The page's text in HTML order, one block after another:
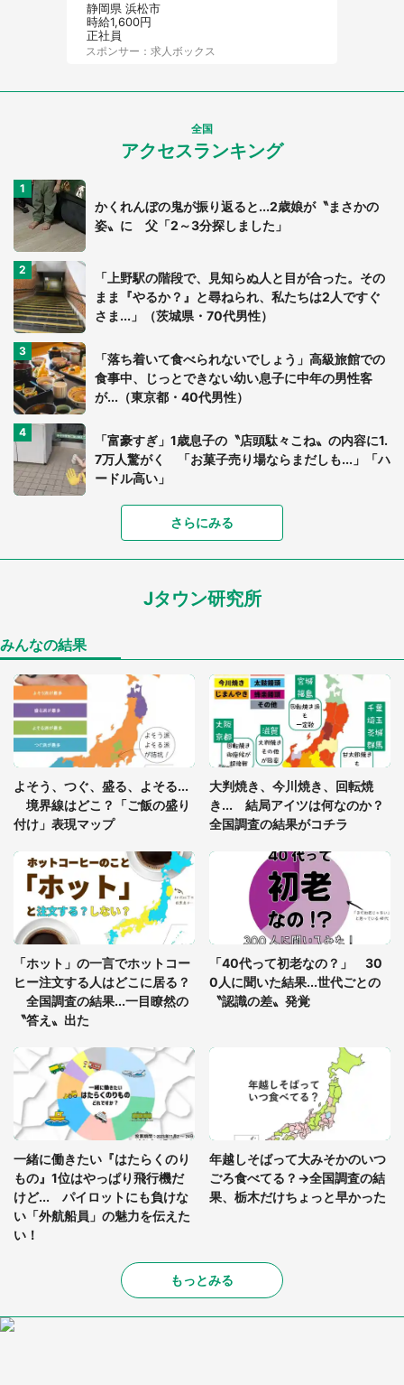
静岡県 浜松市
時給1,600円
正社員
スポンサー：求人ボックス
全国
アクセスランキング
かくれんぼの鬼が振り返ると...2歳娘が〝まさかの
姿〟に 父「2～3分探しました」
「上野駅の階段で、見知らぬ人と目が合った。その
まま『やるか？』と尋ねられ、私たちは2人ですぐ
さま...」（茨城県・70代男性）
「落ち着いて食べられないでしょう」高級旅館での
食事中、じっとできない幼い息子に中年の男性客
が...（東京都・40代男性）
「富豪すぎ」1歳息子の〝店頭駄々こね〟の内容に1.
7万人驚がく 「お菓子売り場ならまだしも...」「ハ
ードル高い」
あまりにも四角すぎる猫、激写される 「これもう
家に〝デカい蛾〟が居座り続けて3日間...ビビり続
「○○がない街に住んでいます」住人の呟きに30万
人驚がく 何が存在しないか、あなたはわかる？
「閉所恐怖症の私は新幹線で大パニック。隣席の青
年に『手を繋いで』とお願いしたら...」 体験談に
8万人感動
知らぬおじいさんがわざわざ声をかけてきて（兵庫
県・30代女性）
「ゾワゾワする」「本当に気持ち悪い」 道端でバ
グっちゃってた〝野生の野菜〟に6.5万人戦慄
さらにみる
Jタウン研究所
みんなの結果
よそう、つぐ、盛る、よそる...
境界線はどこ？「ご飯の盛り
付け」表現マップ
大判焼き、今川焼き、回転焼
き... 結局アイツは何なのか？
全国調査の結果がコチラ
「ホット」の一言でホットコー
ヒー注文する人はどこに居る？
全国調査の結果...一目瞭然の
〝答え〟出た
「40代って初老なの？」 30
0人に聞いた結果...世代ごとの
〝認識の差〟発覚
一緒に働きたい『はたらくのり
もの』1位はやっぱり飛行機だ
けど... パイロットにも負けな
い「外航船員」の魅力を伝えた
い！
年越しそばって大みそかのいつ
ごろ食べてる？→全国調査の結
果、栃木だけちょっと早かった
もっとみる